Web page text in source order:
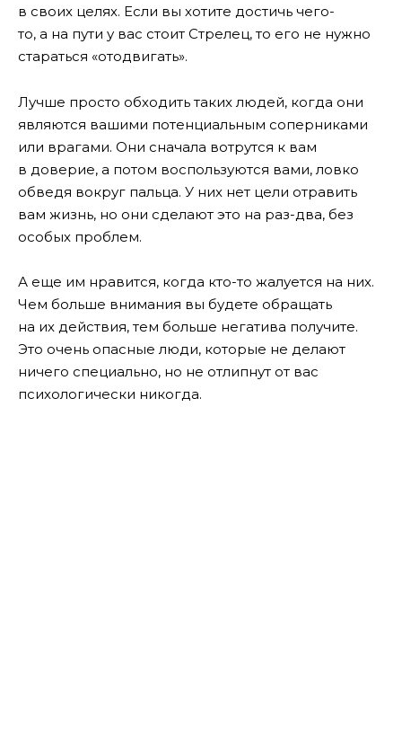
в своих целях. Если вы хотите достичь чего-
то, а на пути у вас стоит Стрелец, то его не нужно
стараться «отодвигать».
Лучше просто обходить таких людей, когда они
являются вашими потенциальным соперниками
или врагами. Они сначала вотрутся к вам
в доверие, а потом воспользуются вами, ловко
обведя вокруг пальца. У них нет цели отравить
вам жизнь, но они сделают это на раз-два, без
особых проблем.
А еще им нравится, когда кто-то жалуется на них.
Чем больше внимания вы будете обращать
на их действия, тем больше негатива получите.
Это очень опасные люди, которые не делают
ничего специально, но не отлипнут от вас
психологически никогда.